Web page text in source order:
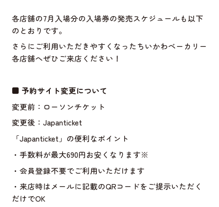
各店舗の7月入場分の入場券の発売スケジュールも以下
のとおりです。
さらにご利用いただきやすくなったちいかわベーカリー
各店舗へぜひご来店ください！
■ 予約サイト変更について
変更前：ローソンチケット
変更後：Japanticket
「Japanticket」の便利なポイント
・手数料が最大690円お安くなります※
・会員登録不要でご利用いただけます
・来店時はメールに記載のQRコードをご提示いただく
だけでOK